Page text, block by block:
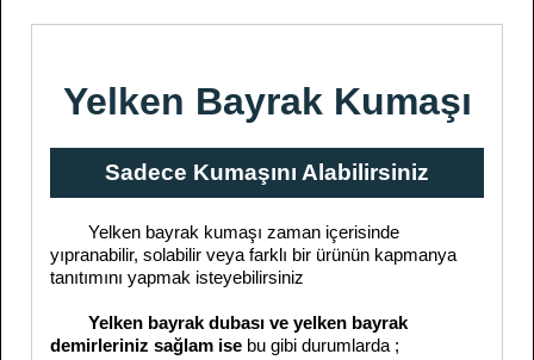
Yelken Bayrak Kumaşı
Sadece Kumaşını Alabilirsiniz
Yelken bayrak kumaşı zaman içerisinde
yıpranabilir, solabilir veya farklı bir ürünün kapmanya
tanıtımını yapmak isteyebilirsiniz
Yelken bayrak dubası ve yelken bayrak
demirleriniz sağlam ise bu gibi durumlarda ;